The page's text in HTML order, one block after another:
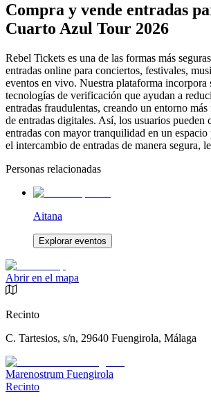
Compra y vende entradas
Cuarto Azul Tour 2026
Rebel Tickets es una de las formas más
entradas online para conciertos, festivales,
eventos en vivo. Nuestra plataforma incorpora
tecnologías de verificación que ayudan a
entradas fraudulentas, creando un entorno
de entradas digitales. Así, los usuarios pueden
entradas con mayor tranquilidad en un
el intercambio de entradas de manera segura,
Personas relacionadas
Aitana
Explorar eventos
Abrir en el mapa
Recinto
C. Tartesios, s/n, 29640 Fuengirola, Málaga
Marenostrum Fuengirola
Recinto